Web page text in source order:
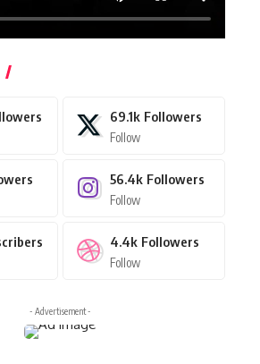
69.1k Followers
Follow
56.4k Followers
Follow
4.4k Followers
Follow
- Advertisement -